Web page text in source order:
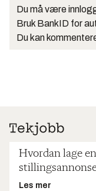
Du må være
Bruk BankID for
Du kan
Hvordan lage en
Les mer